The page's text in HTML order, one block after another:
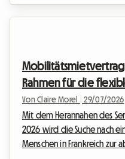
verlangt wird. Den
Rahmen für die
Zimmers auf Roomlala
Von Claire Morel 29/07/2026
Mit dem Herannahen des
2026 wird die Suche nach
Menschen in Frankreich zur